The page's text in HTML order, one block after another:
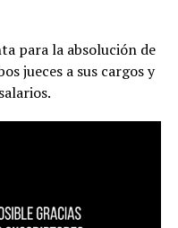
para la absolución de
jueces a sus cargos y